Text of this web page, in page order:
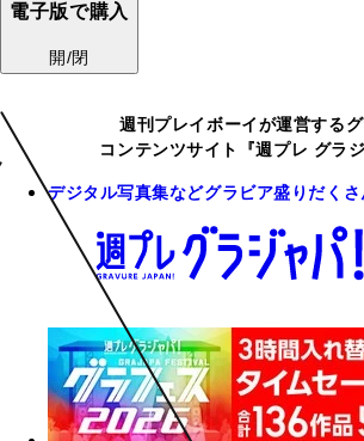
電子版で購入
開/閉
週刊プレイボーイが運営する
コンテンツサイト『週プレ グラジ
デジタル写真集などグラビア盛りだくさ